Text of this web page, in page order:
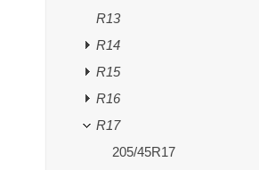
R13
R14
R15
R16
R17
205/45R17